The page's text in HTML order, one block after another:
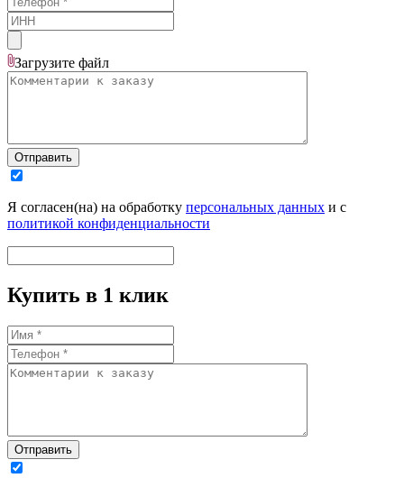
Загрузите файл
Отправить
Я согласен(на) на обработку персональных данных и с
политикой конфиденциальности
Купить в 1 клик
Отправить